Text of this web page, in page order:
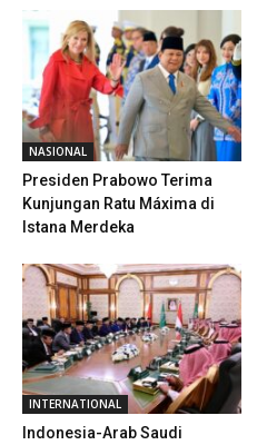
NASIONAL
Presiden Prabowo Terima
Kunjungan Ratu Máxima di
Istana Merdeka
INTERNATIONAL
Indonesia-Arab Saudi